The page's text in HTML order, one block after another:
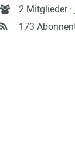
Anzahl
Mitglieder
2 Mitglieder ·
173